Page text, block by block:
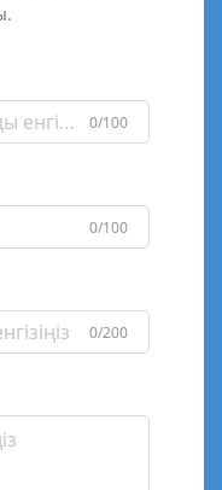
0/100
0/100
0/200